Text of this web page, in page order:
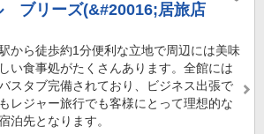
ブリーズ(&#20016;居旅店
から徒歩約1分便利な立地で周辺には美味
しい食事処がたくさんあります。全館には
スタブ完備されており、ビジネス出張で
もレジャー旅行でも客様にとって理想的な
泊先となります。